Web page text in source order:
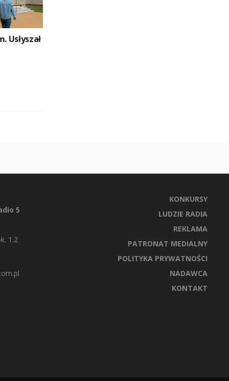
Usłyszał
5
1.2
KONKURSY
LUDZIE RADIA
REKLAMA
PATRONAT MEDIALNY
POLITYKA PRYWATNOŚCI
NADAWCA
KONTAKT